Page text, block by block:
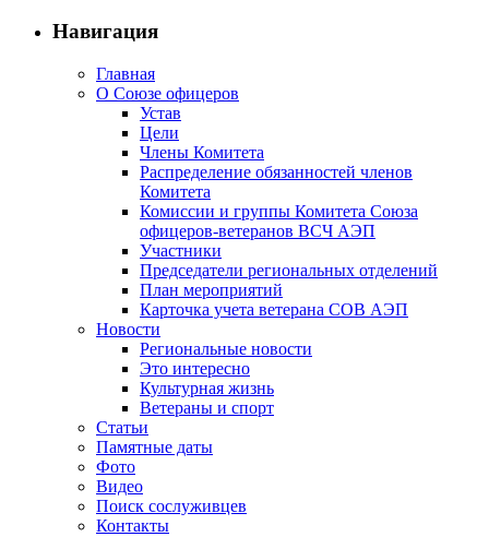
Навигация
Главная
О Союзе офицеров
Устав
Цели
Члены Комитета
Распределение обязанностей членов
Комитета
Комиссии и группы Комитета Союза
офицеров-ветеранов ВСЧ АЭП
Участники
Председатели региональных отделений
План мероприятий
Карточка учета ветерана CОВ АЭП
Новости
Региональные новости
Это интересно
Культурная жизнь
Ветераны и спорт
Статьи
Памятные даты
Фото
Видео
Поиск сослуживцев
Контакты